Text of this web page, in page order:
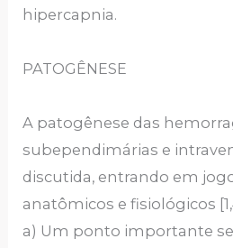
hipercapnia.
PATOGÊNESE
A patogênese das
subependimárias e
discutida, entrando em
anatômicos e fisiológicos
a) Um ponto importante